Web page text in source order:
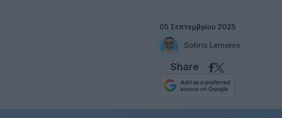
05 Σεπτεμβρίου 2025
Sotiris Lemonis
Share